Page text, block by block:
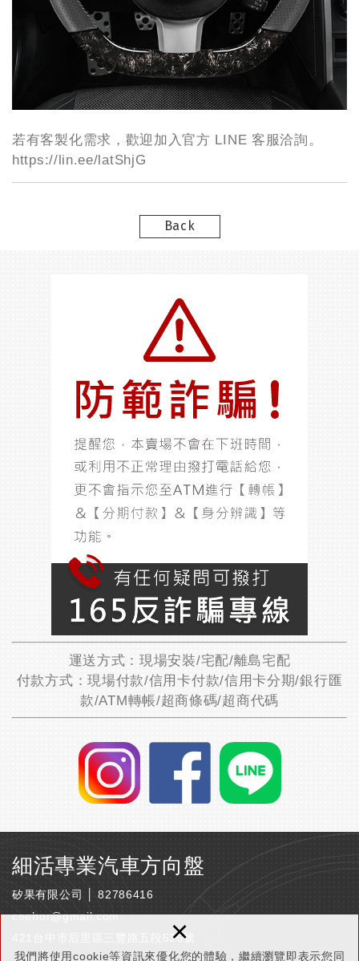
我們將使用cookie等資訊來優化您的體驗，繼續瀏覽即表示您同
×
若有客製化需求，歡迎加入官方 LINE 客服洽詢。
https://lin.ee/latShjG
Back
運送方式：現場安裝/宅配/離島宅配
付款方式：現場付款/信用卡付款/信用卡分期/銀行匯
款/ATM轉帳/超商條碼/超商代碼
細活專業汽車方向盤
矽果有限公司 │ 82786416
ceehor@gmail.com
421台中市后里區三豐路五段536號